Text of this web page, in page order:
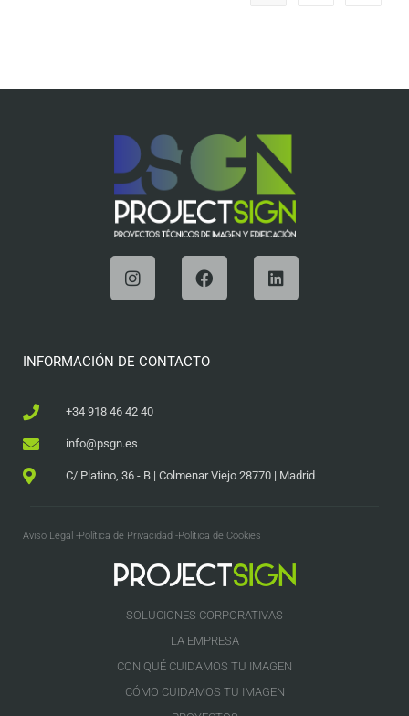
INFORMACIÓN DE CONTACTO
+34 918 46 42 40
info@psgn.es
C/ Platino, 36 - B | Colmenar Viejo 28770 | Madrid
Aviso Legal -Política de Privacidad -Política de Cookies
SOLUCIONES CORPORATIVAS
LA EMPRESA
CON QUÉ CUIDAMOS TU IMAGEN
CÓMO CUIDAMOS TU IMAGEN